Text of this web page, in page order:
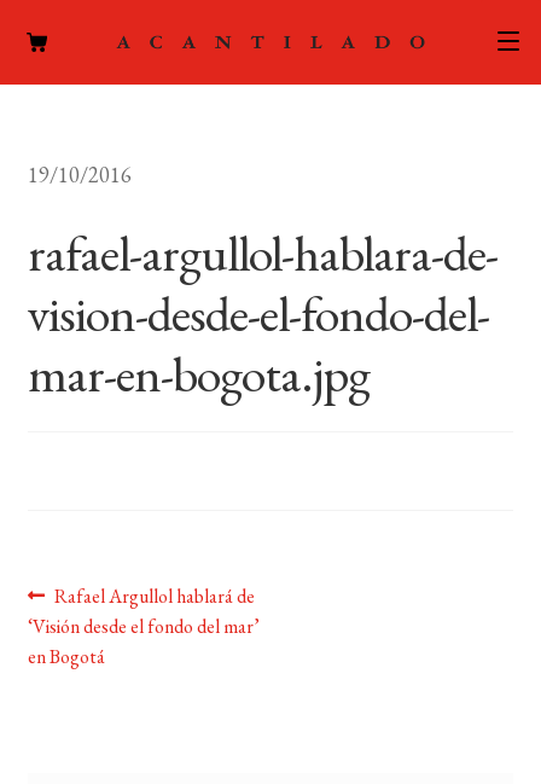
menú
ACTUALIDAD
menú
PODCAST
LA EDITORIAL
19/10/2016
rafael-argullol-hablara-de-
vision-desde-el-fondo-del-
mar-en-bogota.jpg
Navegación
de
Anterior:
Rafael Argullol hablará de
‘Visión desde el fondo del mar’
en Bogotá